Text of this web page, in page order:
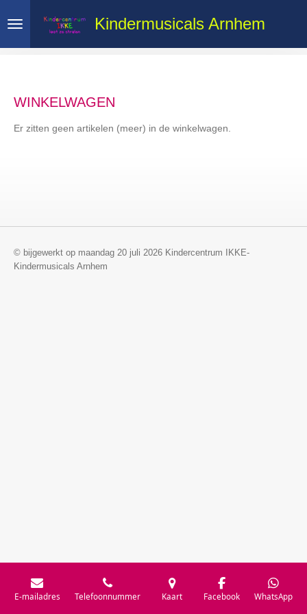
direct
Kindermusicals Arnhem
WINKELWAGEN
Er zitten geen artikelen (meer) in de winkelwagen.
© bijgewerkt op maandag 20 juli 2026 Kindercentrum IKKE-
Kindermusicals Arnhem
E-mailadres Telefoonnummer Kaart Facebook WhatsApp